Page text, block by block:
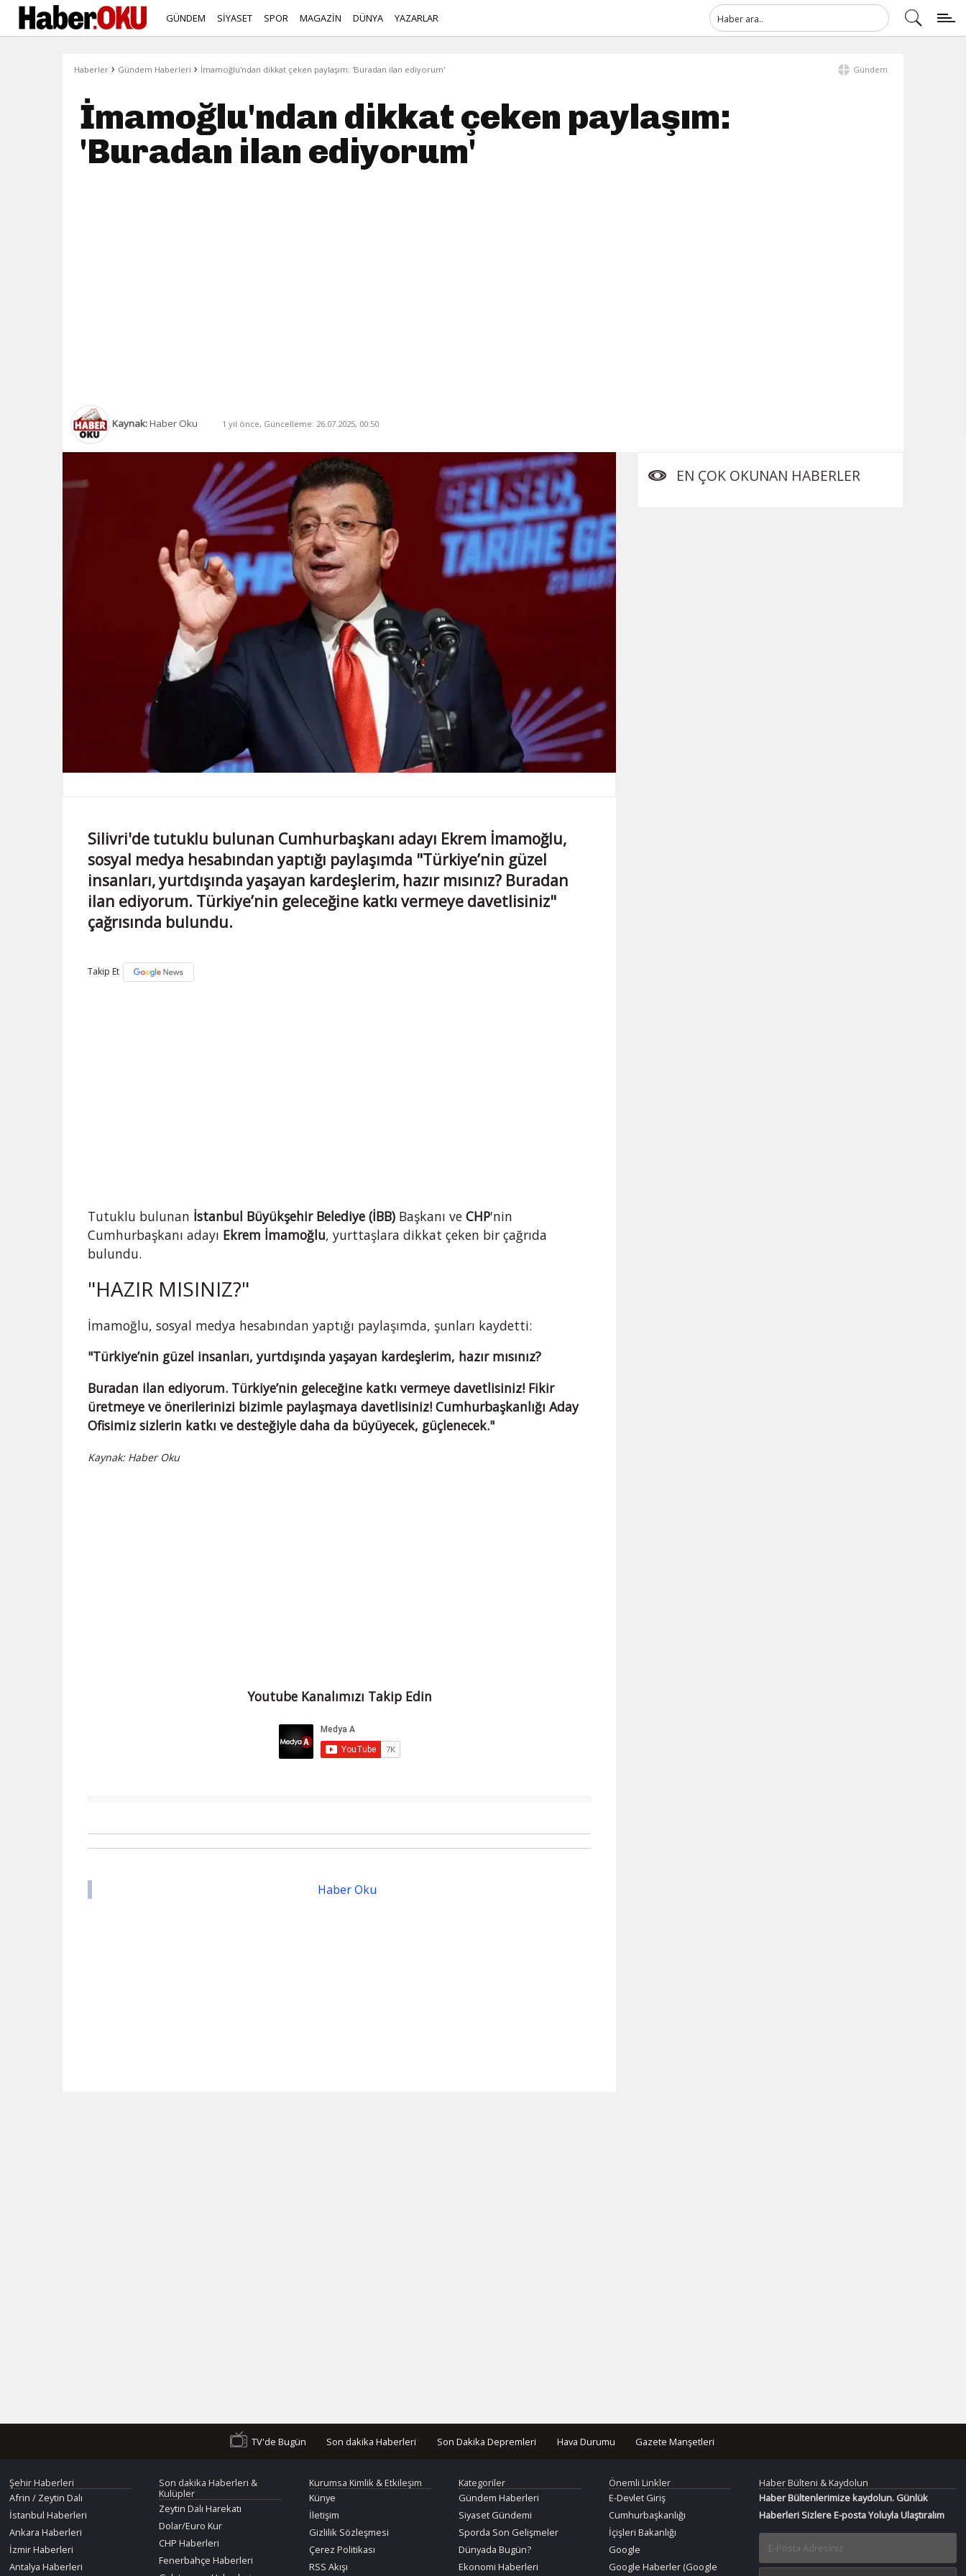
GÜNDEM SİYASET SPOR MAGAZİN DÜNYA YAZARLAR
Haberler › Gündem Haberleri › İmamoğlu'ndan dikkat çeken paylaşım: 'Buradan ilan ediyorum' Gündem
İmamoğlu'ndan dikkat çeken paylaşım:
'Buradan ilan ediyorum'
Kaynak:Haber Oku 1 yıl önce, Güncelleme: 26.07.2025, 00:50
Silivri'de tutuklu bulunan Cumhurbaşkanı adayı Ekrem İmamoğlu,
sosyal medya hesabından yaptığı paylaşımda "Türkiye’nin güzel
insanları, yurtdışında yaşayan kardeşlerim, hazır mısınız? Buradan
ilan ediyorum. Türkiye’nin geleceğine katkı vermeye davetlisiniz"
çağrısında bulundu.
Takip Et
Tutuklu bulunan İstanbul Büyükşehir Belediye (İBB) Başkanı veCHP'nin
Cumhurbaşkanı adayı Ekrem İmamoğlu, yurttaşlara dikkat çeken bir çağrıda
bulundu.
"HAZIR MISINIZ?"
İmamoğlu, sosyal medya hesabından yaptığı paylaşımda, şunları kaydetti:
"Türkiye’nin güzel insanları, yurtdışında yaşayan kardeşlerim, hazır mısınız?
Buradan ilan ediyorum. Türkiye’nin geleceğine katkı vermeye davetlisiniz! Fikir
üretmeye ve önerilerinizi bizimle paylaşmaya davetlisiniz! Cumhurbaşkanlığı Aday
Ofisimiz sizlerin katkı ve desteğiyle daha da büyüyecek, güçlenecek."
Kaynak: Haber Oku
Youtube Kanalımızı Takip Edin
Haber Oku
EN ÇOK OKUNAN HABERLER
TV'de Bugün Son dakika Haberleri Son Dakika Depremleri Hava Durumu Gazete Manşetleri
Şehir Haberleri
Afrin / Zeytin Dalı
İstanbul Haberleri
Ankara Haberleri
İzmir Haberleri
Antalya Haberleri
Son dakika Haberleri &
Kulüpler
Zeytin Dalı Harekatı
Dolar/Euro Kur
CHP Haberleri
Fenerbahçe Haberleri
Kurumsa Kimlik & Etkileşim
Künye
İletişim
Gizlilik Sözleşmesi
Çerez Politikası
RSS Akışı
Kategoriler
Gündem Haberleri
Siyaset Gündemi
Sporda Son Gelişmeler
Dünyada Bugün?
Ekonomi Haberleri
Önemli Linkler
E-Devlet Giriş
Cumhurbaşkanlığı
İçişleri Bakanlığı
Google
Google Haberler (Google
Haber Bülteni & Kaydolun
Haber Bültenlerimize kaydolun. Günlük
Haberleri Sizlere E-posta Yoluyla Ulaştıralım